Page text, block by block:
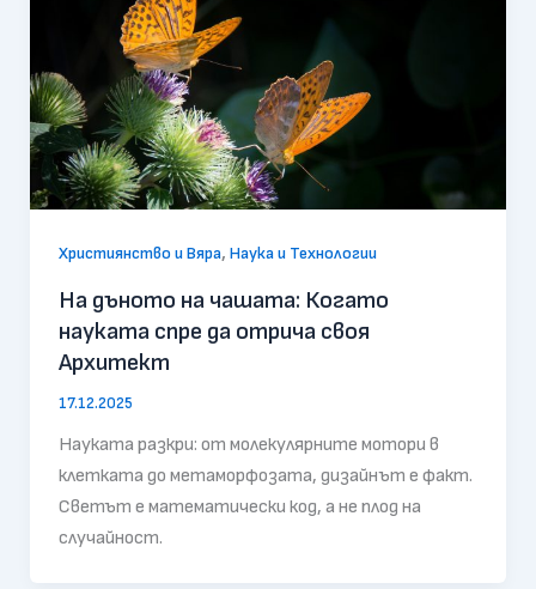
Християнство и Вяра, Наука и Технологии
На дъното на чашата: Когато
науката спре да отрича своя
Архитект
17.12.2025
Науката разкри: от молекулярните мотори в
клетката до метаморфозата, дизайнът е факт.
Светът е математически код, а не плод на
случайност.